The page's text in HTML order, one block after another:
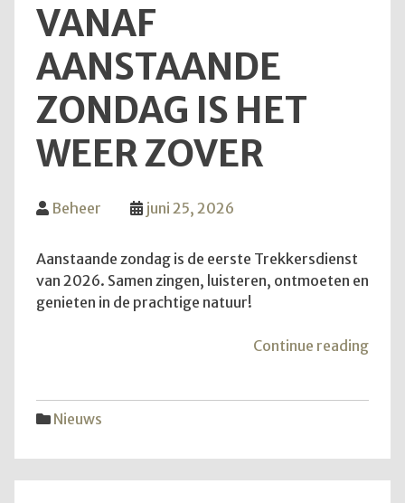
VANAF
AANSTAANDE
ZONDAG IS HET
WEER ZOVER
Beheer juni 25, 2026
Aanstaande zondag is de eerste Trekkersdienst
van 2026. Samen zingen, luisteren, ontmoeten en
genieten in de prachtige natuur!
Continue reading
Nieuws